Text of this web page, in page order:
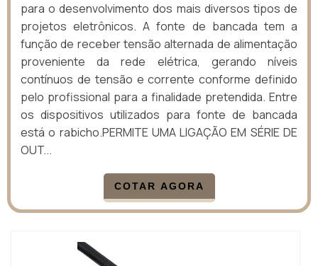
para o desenvolvimento dos mais diversos tipos de
projetos eletrônicos. A fonte de bancada tem a
função de receber tensão alternada de alimentação
proveniente da rede elétrica, gerando níveis
contínuos de tensão e corrente conforme definido
pelo profissional para a finalidade pretendida. Entre
os dispositivos utilizados para fonte de bancada
está o rabicho.PERMITE UMA LIGAÇÃO EM SÉRIE DE
OUT...
COTAR AGORA